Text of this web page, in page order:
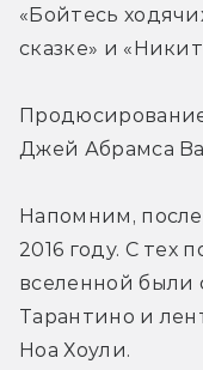
«Бойтесь
сказке» и
Джей Абрамса
Напомним,
2016 году. С тех
вселенной
Тарантино и
Ноа Хоули.